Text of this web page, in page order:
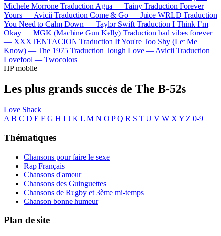
Michele Morrone Traduction Agua — Tainy Traduction Forever
Yours — Avicii Traduction Come & Go — Juice WRLD Traduction
You Need to Calm Down — Taylor Swift Traduction I Think I’m
Okay — MGK (Machine Gun Kelly) Traduction bad vibes forever
— XXXTENTACION Traduction If You're Too Shy (Let Me
Know) — The 1975 Traduction Tough Love — Avicii Traduction
Lovefool — Twocolors
HP mobile
Les plus grands succès de The B-52s
Love Shack
A B C D E F G H I J K L M N O P Q R S T U V W X Y Z 0-9
Thématiques
Chansons pour faire le sexe
Rap Français
Chansons d'amour
Chansons des Guinguettes
Chansons de Rugby et 3ème mi-temps
Chanson bonne humeur
Plan de site